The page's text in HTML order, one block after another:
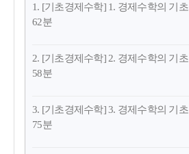
1. [기초경제수학] 1. 경제수학의 기초
62분
2. [기초경제수학] 2. 경제수학의 기초
58분
3. [기초경제수학] 3. 경제수학의 기초
75분